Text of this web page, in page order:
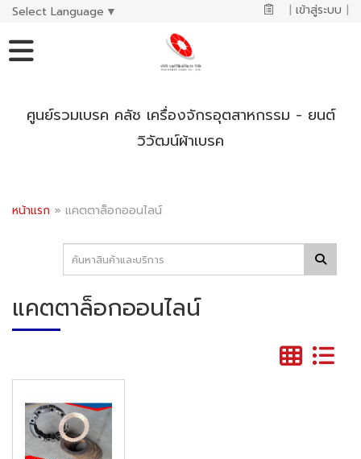
Select Language ▼ | เข้าสู่ระบบ |
ศูนย์รวมเบรค คลัช เครื่องจักรอุตสาหกรรม - ยนต์
วิวัฒน์ผ้าเบรค
หน้าแรก » แคตตาล็อกออนไลน์
แคตตาล็อกออนไลน์